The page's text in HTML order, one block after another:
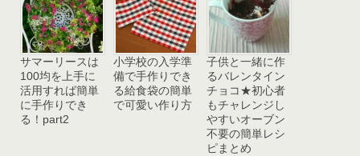
サマーリースは
100均を上手に
活用すれば簡単
に手作りでき
る！part2
小学校の入学準
備で手作りでき
る給食袋の簡単
で可愛い作り方
子供と一緒に作
るバレンタイン
チョコ★初心者
もチャレンジし
やすいオーブン
不要の簡単レシ
ピまとめ